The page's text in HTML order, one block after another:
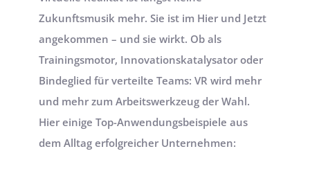
Zukunftsmusik mehr. Sie ist im Hier und Jetzt
angekommen – und sie wirkt. Ob als
Trainingsmotor, Innovationskatalysator oder
Bindeglied für verteilte Teams: VR wird mehr
und mehr zum Arbeitswerkzeug der Wahl.
Hier einige Top-Anwendungsbeispiele aus
dem Alltag erfolgreicher Unternehmen: